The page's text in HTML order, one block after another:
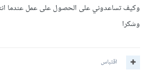
وكيف تساعدوني على الحصول على عمل عندما
وشكرا
اقتباس